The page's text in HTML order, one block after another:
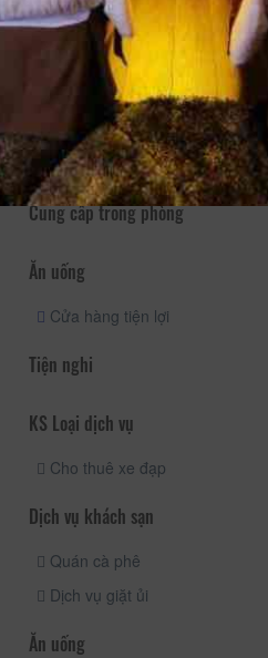
Hoạt động và Thư giãn
Được tham gia
Di chuyển
Cung cấp trong phòng
Ăn uống
Cửa hàng tiện lợi
Tiện nghi
KS Loại dịch vụ
Cho thuê xe đạp
Dịch vụ khách sạn
Quán cà phê
Dịch vụ giặt ủi
Ăn uống